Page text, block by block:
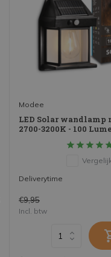
Modee
LED Solar wandlamp
2700-3200K - 100
Deliverytime
€9,95
Incl. btw